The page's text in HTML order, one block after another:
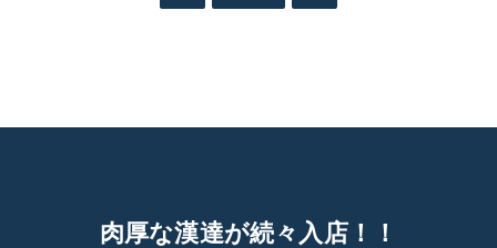
肉厚な漢達が続々 入 店！ ！